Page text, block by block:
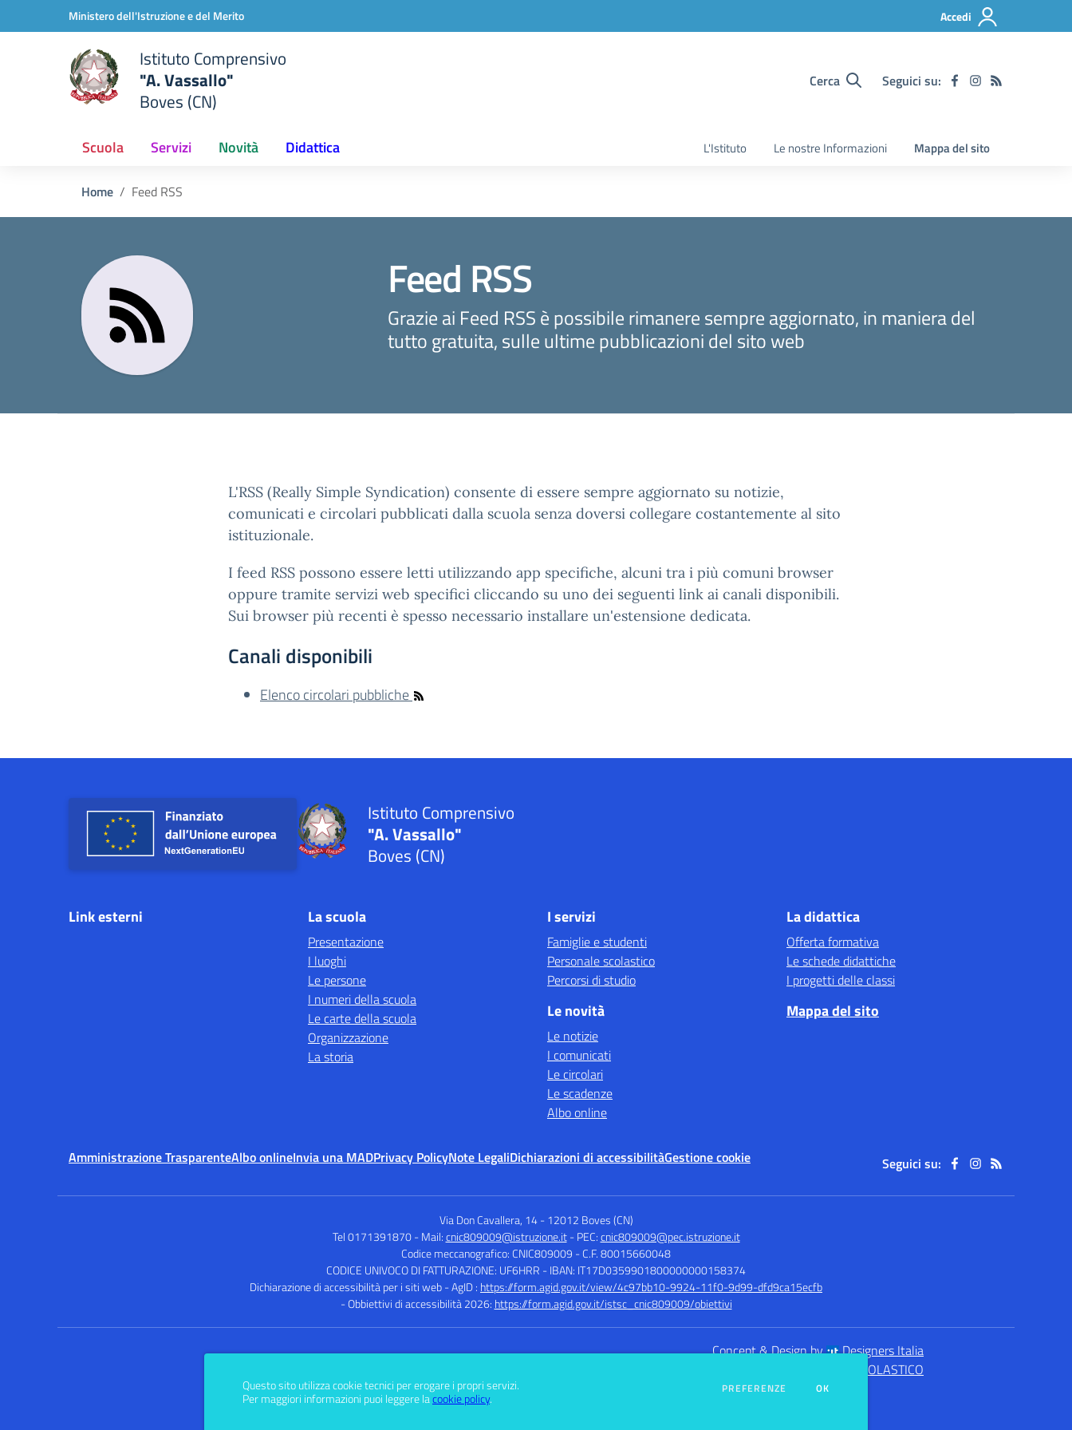
Vai ai contenuti
Vai al menu di navigazioneMinistero dell'Istruzione e del Merito Accedi
Istituto Comprensivo
"A. Vassallo"
Boves (CN)
Cerca Seguici su:
Scuola Servizi Novità Didattica L'Istituto Le nostre Informazioni Mappa del sito
Home Feed RSS
Feed RSS
Grazie ai Feed RSS è possibile rimanere sempre aggiornato, in maniera del
tutto gratuita, sulle ultime pubblicazioni del sito web
L'RSS (Really Simple Syndication) consente di essere sempre aggiornato su notizie,
comunicati e circolari pubblicati dalla scuola senza doversi collegare costantemente al sito
istituzionale.
I feed RSS possono essere letti utilizzando app specifiche, alcuni tra i più comuni browser
oppure tramite servizi web specifici cliccando su uno dei seguenti link ai canali disponibili.
Sui browser più recenti è spesso necessario installare un'estensione dedicata.
Canali disponibili
Elenco circolari pubbliche
Istituto Comprensivo
"A. Vassallo"
Boves (CN)
Link esterni La scuola
Presentazione
I luoghi
Le persone
I numeri della scuola
Le carte della scuola
Organizzazione
La storia
I servizi
Famiglie e studenti
Personale scolastico
Percorsi di studio
Le novità
Le notizie
I comunicati
Le circolari
Le scadenze
Albo online
La didattica
Offerta formativa
Le schede didattiche
I progetti delle classi
Mappa del sito
Amministrazione TrasparenteAlbo onlineInvia una MADPrivacy PolicyNote LegaliDichiarazioni di accessibilitàGestione cookie Seguici su:
Via Don Cavallera, 14 -12012 Boves (CN)
Tel 0171391870 - Mail:cnic809009@istruzione.it - PEC:cnic809009@pec.istruzione.it
Codice meccanografico: CNIC809009 - C.F. 80015660048
CODICE UNIVOCO DI FATTURAZIONE: UF6HRR - IBAN: IT17D0359901800000000158374
Dichiarazione di accessibilità per i siti web - AgID : https://form.agid.gov.it/view/4c97bb10-9924-11f0-9d99-dfd9ca15ecfb
- Obbiettivi di accessibilità 2026: https://form.agid.gov.it/istsc_cnic809009/obiettivi
Concept & Design by
Designers Italia
SCUOLASTICO
Questo sito utilizza cookie tecnici per erogare i propri servizi.
Per maggiori informazioni puoi leggere lacookie policy.
PREFERENZE DEI COOKIE
OK